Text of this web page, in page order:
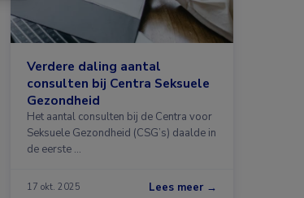
Verdere daling aantal
consulten bij Centra Seksuele
Gezondheid
Het aantal consulten bij de Centra voor
Seksuele Gezondheid (CSG’s) daalde in
de eerste …
17 okt. 2025 Lees meer →